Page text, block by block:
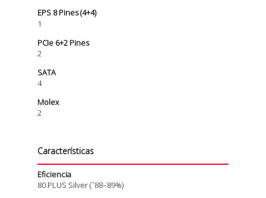
EPS 8 Pines (4+4)
1
PCIe 6+2 Pines
2
SATA
4
Molex
2
Características
Eficiencia
80 PLUS Silver (˜88–89%)